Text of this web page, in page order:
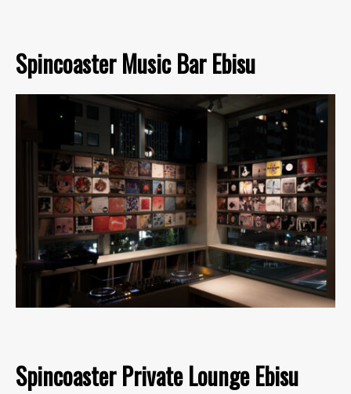
Spincoaster Music Bar Ebisu
Spincoaster Private Lounge Ebisu